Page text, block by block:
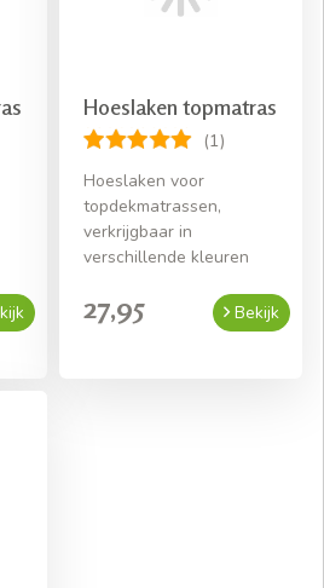
Hoeslaken topmatras
(1)
Hoeslaken voor
topdekmatrassen,
verkrijgbaar in
verschillende kleuren
27,95 Bekijk